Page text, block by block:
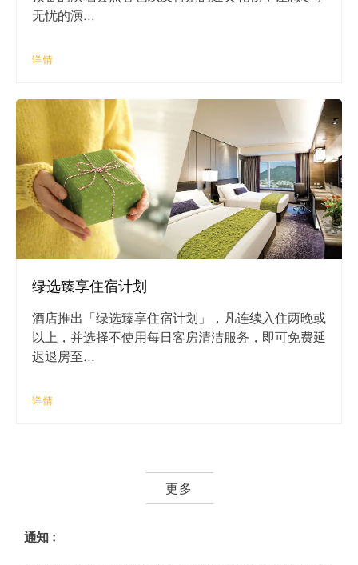
无忧的演...
详情
绿选臻享住宿计划
酒店推出「绿选臻享住宿计划」，凡连续入住两晚或
以上，并选择不使用每日客房清洁服务，即可免费延
迟退房至...
详情
更多
通知﹕